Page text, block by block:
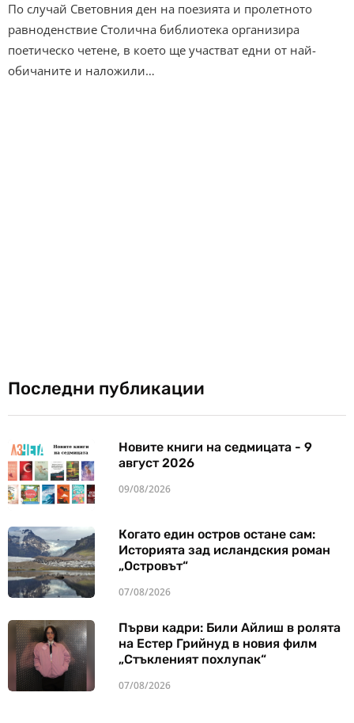
По случай Световния ден на поезията и пролетното
равноденствие Столична библиотека организира
поетическо четене, в което ще участват едни от най-
обичаните и наложили…
Последни публикации
Новите книги на седмицата - 9
август 2026
09/08/2026
Когато един остров остане сам:
Историята зад исландския роман
„Островът“
07/08/2026
Първи кадри: Били Айлиш в ролята
на Естер Грийнуд в новия филм
„Стъкленият похлупак“
07/08/2026